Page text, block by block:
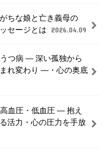
ちな娘と亡き義母の
セージとは
2026.04.09
つ病 ― 深い孤独から
れ変わり ―・心の奥底
血圧・低血圧 ― 抱え
活力・心の圧力を手放